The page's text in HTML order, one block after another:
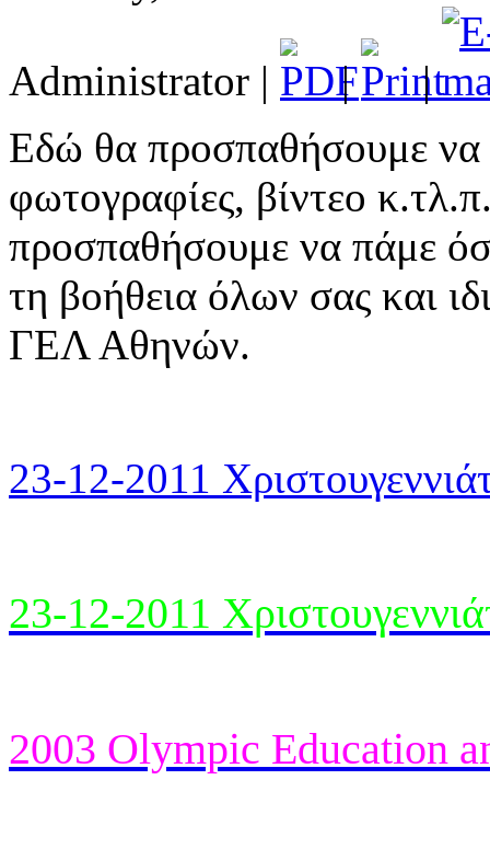
Administrator | |
|
Εδώ θα προσπαθήσουμε να
φωτογραφίες, βίντεο
προσπαθήσουμε να πάμε
τη βοήθεια όλων σας και
ΓΕΛ Αθηνών.
23-12-2011
23-12-2011
2003 Olympic Education